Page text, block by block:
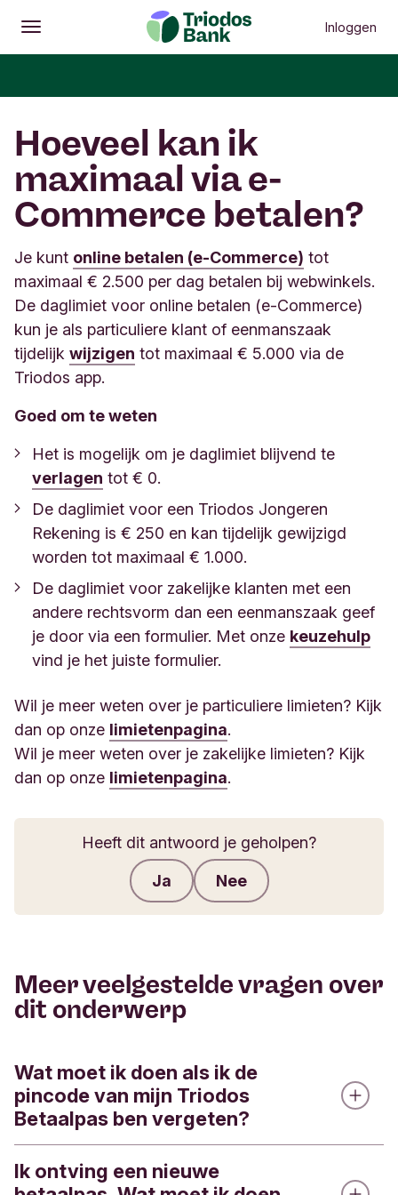
Openen
Hoofdmenu Inloggen
Hoeveel kan ik
maximaal via e-
Commerce betalen?
Je kunt online betalen (e-Commerce) tot
maximaal € 2.500 per dag betalen bij webwinkels.
De daglimiet voor online betalen (e-Commerce)
kun je als particuliere klant of eenmanszaak
tijdelijk wijzigen tot maximaal € 5.000 via de
Triodos app.
Goed om te weten
Het is mogelijk om je daglimiet blijvend te
verlagen tot € 0.
De daglimiet voor een Triodos Jongeren
Rekening is € 250 en kan tijdelijk gewijzigd
worden tot maximaal € 1.000.
De daglimiet voor zakelijke klanten met een
andere rechtsvorm dan een eenmanszaak geef
je door via een formulier. Met onze keuzehulp
vind je het juiste formulier.
Wil je meer weten over je particuliere limieten? Kijk
dan op onze limietenpagina.
Wil je meer weten over je zakelijke limieten? Kijk
dan op onze limietenpagina.
Heeft dit antwoord je geholpen?
Ja Nee
Meer veelgestelde vragen over
dit onderwerp
Wat moet ik doen als ik de
pincode van mijn Triodos
Betaalpas ben vergeten?
Je kunt de pincode van je Triodos Betaalpas via
Ik ontving een nieuwe